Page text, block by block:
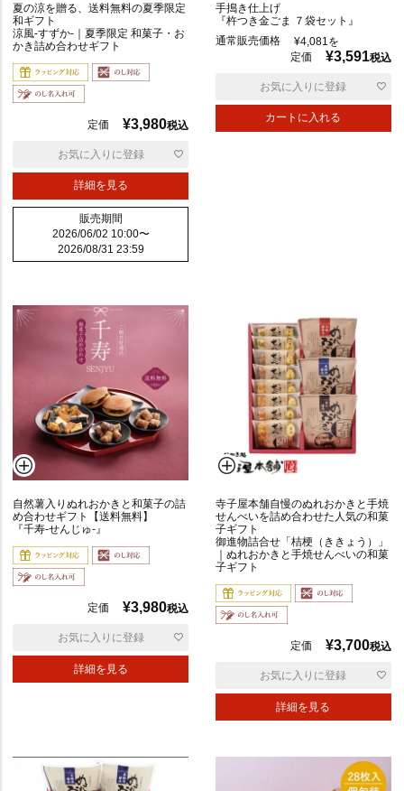
夏の涼を贈る、送料無料の夏季限定
和ギフト
涼風-すずか-｜夏季限定 和菓子・お
かき詰め合わせギフト
定価 ¥3,980税込
詳細を見る
お気に入りに登録
販売期間
2026/06/02 10:00〜
2026/08/31 23:59
手搗き仕上げ
『杵つき金ごま ７袋セット』
通常販売価格
¥4,081 を
定価
¥3,591税込
カートに入れる
お気に入りに登録
自然薯入りぬれおかきと和菓子の詰
め合わせギフト【送料無料】
『千寿-せんじゅ-』
定価 ¥3,980税込
詳細を見る
お気に入りに登録
寺子屋本舗自慢のぬれおかきと手焼
せんべいを詰め合わせた人気の和菓
子ギフト
御進物詰合せ「桔梗（ききょう）」
｜ぬれおかきと手焼せんべいの和菓
子ギフト
定価 ¥3,700税込
詳細を見る
お気に入りに登録